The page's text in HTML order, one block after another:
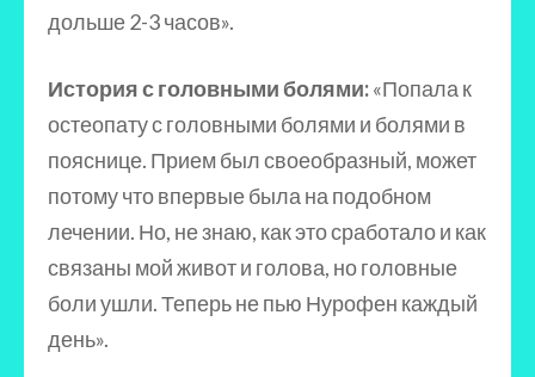
дольше 2-3 часов».
История с головными болями:«Попала к
остеопату с головными болями и болями в
пояснице. Прием был своеобразный, может
потому что впервые была на подобном
лечении. Но, не знаю, как это сработало и как
связаны мой живот и голова, но головные
боли ушли. Теперь не пью Нурофен каждый
день».